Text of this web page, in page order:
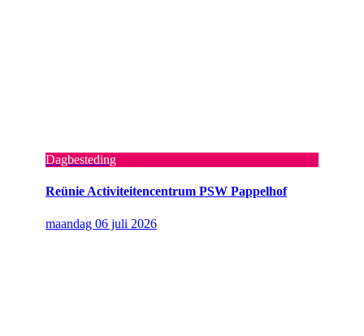
Dagbesteding
Reünie Activiteitencentrum PSW Pappelhof
maandag 06 juli 2026